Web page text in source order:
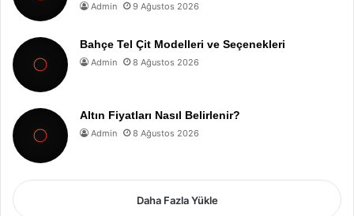
Admin 9 Ağustos 2026
Bahçe Tel Çit Modelleri ve Seçenekleri
Admin 8 Ağustos 2026
Altın Fiyatları Nasıl Belirlenir?
Admin 8 Ağustos 2026
Daha Fazla Yükle